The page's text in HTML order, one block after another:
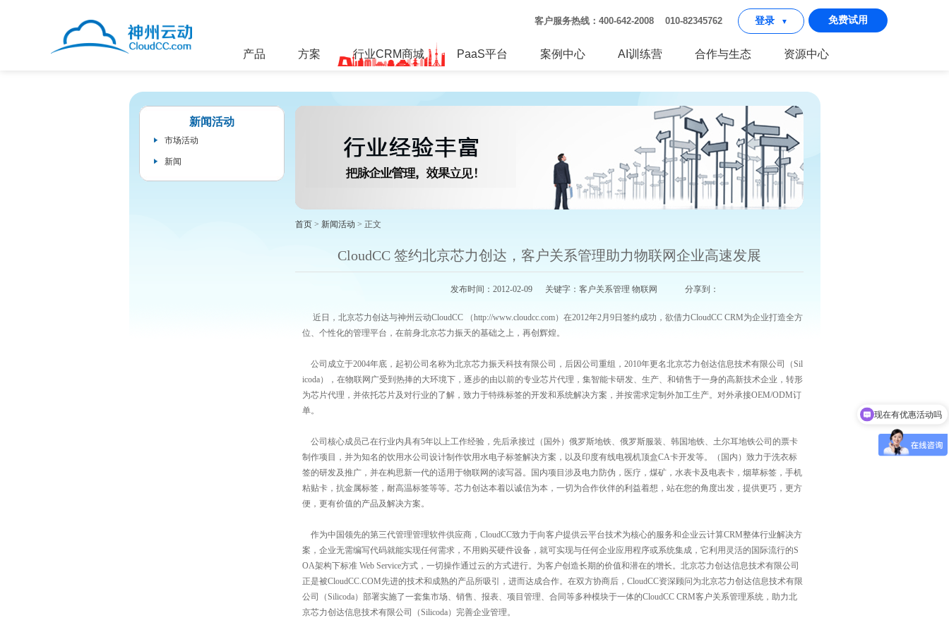
免费试用
登录 ▼
客户服务热线： 400-642-2008 010-82345762
产品 方案 行业CRM商城 PaaS平台 案例中心 AI训练营 合作与生态 资源中心
新闻活动
市场活动
新闻
首页 > 新闻活动 > 正文
CloudCC 签约北京芯力创达，客户关系管理助力物联网企业高速发展
发布时间：2012-02-09 关键字：客户关系管理 物联网 分享到：
近日，北京芯力创达与神州云动CloudCC （http://www.cloudcc.com）在2012年2月9日签约成功，欲借力CloudCC CRM为企业打造全方
位、个性化的管理平台，在前身北京芯力振天的基础之上，再创辉煌。
公司成立于2004年底，起初公司名称为北京芯力振天科技有限公司，后因公司重组，2010年更名北京芯力创达信息技术有限公司（Sil
icoda），在物联网广受到热捧的大环境下，逐步的由以前的专业芯片代理，集智能卡研发、生产、和销售于一身的高新技术企业，转形
为芯片代理，并依托芯片及对行业的了解，致力于特殊标签的开发和系统解决方案，并按需求定制外加工生产。对外承接OEM/ODM订
单。
公司核心成员己在行业内具有5年以上工作经验，先后承接过（国外）俄罗斯地铁、俄罗斯服装、韩国地铁、土尔耳地铁公司的票卡
制作项目，并为知名的饮用水公司设计制作饮用水电子标签解决方案，以及印度有线电视机顶盒CA卡开发等。（国内）致力于洗衣标
签的研发及推广，并在构思新一代的适用于物联网的读写器。国内项目涉及电力防伪，医疗，煤矿，水表卡及电表卡，烟草标签，手机
粘贴卡，抗金属标签，耐高温标签等等。芯力创达本着以诚信为本，一切为合作伙伴的利益着想，站在您的角度出发，提供更巧，更方
便，更有价值的产品及解决方案。
作为中国领先的第三代管理管理软件供应商，CloudCC致力于向客户提供云平台技术为核心的服务和企业云计算CRM整体行业解决方
案，企业无需编写代码就能实现任何需求，不用购买硬件设备，就可实现与任何企业应用程序或系统集成，它利用灵活的国际流行的S
OA架构下标准 Web Service方式，一切操作通过云的方式进行。为客户创造长期的价值和潜在的增长。北京芯力创达信息技术有限公司
正是被CloudCC.COM先进的技术和成熟的产品所吸引，进而达成合作。在双方协商后，CloudCC资深顾问为北京芯力创达信息技术有限
公司（Silicoda）部署实施了一套集市场、销售、报表、项目管理、合同等多种模块于一体的CloudCC CRM客户关系管理系统，助力北
京芯力创达信息技术有限公司（Silicoda）完善企业管理。
现在有优惠活动吗